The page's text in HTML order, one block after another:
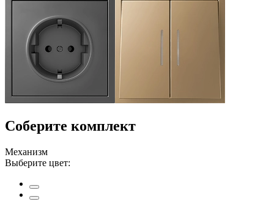
Соберите комплект
Механизм
Выберите цвет: